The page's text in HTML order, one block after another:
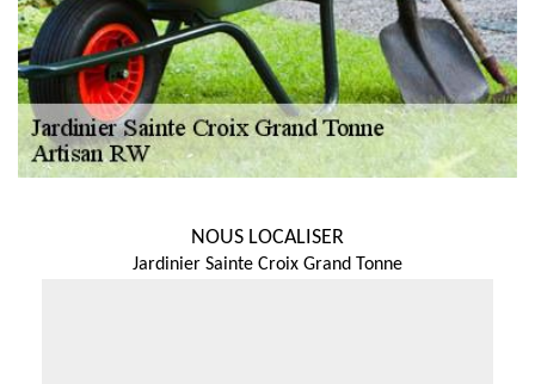
NOUS LOCALISER
Jardinier Sainte Croix Grand Tonne